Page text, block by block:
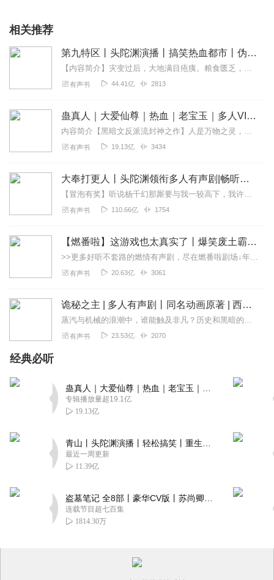
相关推荐
第九特区丨头陀渊演播丨搞笑热血都市丨伪戒丨VIP免费多人有声剧
【内容简介】灾变过后，大地满目疮痍。粮食匮乏，资源紧俏，局势混乱……一位从待规划区杀出来的青年，背对着漫天黄沙，孤身来到九区谋生，却不曾想偶然结识三五好友，一念...
有声书 44.41亿 2813
蛊真人｜大爱仙尊｜热血｜老宝玉｜多人VIP免费有声剧
内容简介【黑暗文反派流封神之作】人是万物之灵，蛊是天地真精。一个穿越者不断重生的故事。一个养蛊、炼蛊、用蛊的奇特世界。配音组（男角色）老宝玉旁白...
有声书 19.13亿 3434
大奉打更人丨头陀渊领衔多人有声剧|畅听全集|王鹤棣、田曦薇主演影视剧原著|卖报小郎君
【冒泡有奖】听说杨千幻那厮要与我一较高下，我许七安要开始装叉了！快进入声音播放页戳下方输入框，冒个泡偷偷告诉我，我要用哪些诗词才能胜过他？说得好的，有赏！202...
有声书 110.66亿 1754
【燃番啦】这游戏也太真实了丨爆笑废土霸榜神作丨紫襟剧社制作
>>更多好听不套路的燃情有声剧，尽在燃番啦剧场↓年度重磅推荐本专辑为VIP免费专辑每天上午10点5集更新，订阅可以听到最新内容哦！每周抽一个专辑五星优质评论送...
有声书 20.63亿 3061
诡秘之主 | 多人有声剧丨同名动画原著 | 西幻克苏鲁 | 乌贼作品
蒸汽与机械的浪潮中，谁能触及非凡？历史和黑暗的迷雾里，又是谁在耳语？我从诡秘中醒来，睁眼看见这个世界：枪械，大炮，巨舰，飞空艇，差分机；魔药，占卜，诅咒，倒吊人...
有声书 23.53亿 2070
经典必听
专辑播放量超19.1亿
19.13亿
最近一周更新
11.39亿
连载节目超七百集
1814.30万